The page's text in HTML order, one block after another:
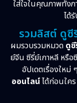
ใส่ใจในคุณภาพทั้ง
ได้
รวมลิสต์ ดู
ผมรวบรวมหมวด ดู
ย์จีน ซีรี่ย์เกาหลี หรื
อัปเดตเรื่องใหม่
ออนไลน์ได้ก่อนใคร